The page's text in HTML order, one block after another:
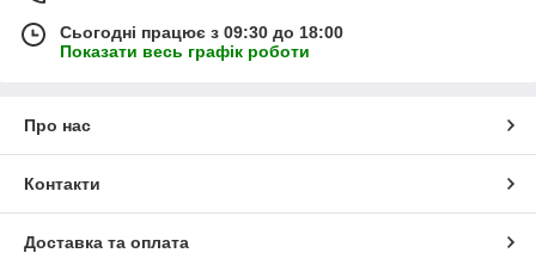
Сьогодні працює з 09:30 до 18:00
Показати весь графік роботи
Про нас
Контакти
Доставка та оплата